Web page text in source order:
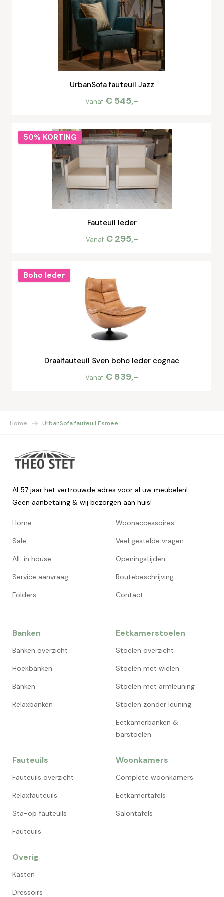
UrbanSofa fauteuil Jazz
Vanaf € 545,-
Fauteuil leder
Vanaf € 295,-
50% KORTING
Draaifauteuil Sven boho leder cognac
Vanaf € 839,-
Boho leder
Home UrbanSofa fauteuil Esmee
Al 57 jaar het vertrouwde adres voor al uw meubelen!
Geen aanbetaling & wij bezorgen aan huis!
Home
Sale
All-in house
Service aanvraag
Folders
Woonaccessoires
Veel gestelde vragen
Openingstijden
Routebeschrijving
Contact
Banken
Banken overzicht
Hoekbanken
Banken
Relaxbanken
Eetkamerstoelen
Stoelen overzicht
Stoelen met wielen
Stoelen met armleuning
Stoelen zonder leuning
Eetkamerbanken &
barstoelen
Fauteuils
Fauteuils overzicht
Relaxfauteuils
Sta-op fauteuils
Fauteuils
Woonkamers
Complete woonkamers
Eetkamertafels
Salontafels
Overig
Kasten
Dressoirs